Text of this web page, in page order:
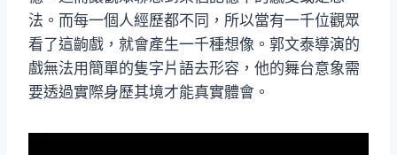
法。而每一個人經歷都不同，所以當有一千位觀眾
看了這齣戲，就會產生一千種想像。郭文泰導演的
戲無法用簡單的隻字片語去形容，他的舞台意象需
要透過實際身歷其境才能真實體會。